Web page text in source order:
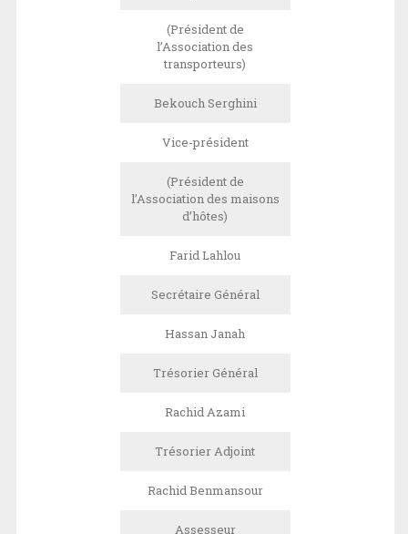
(Président de
l’Association des
transporteurs)
Bekouch Serghini
Vice-président
(Président de
l’Association des maisons
d’hôtes)
Farid Lahlou
Secrétaire Général
Hassan Janah
Trésorier Général
Rachid Azami
Trésorier Adjoint
Rachid Benmansour
Assesseur